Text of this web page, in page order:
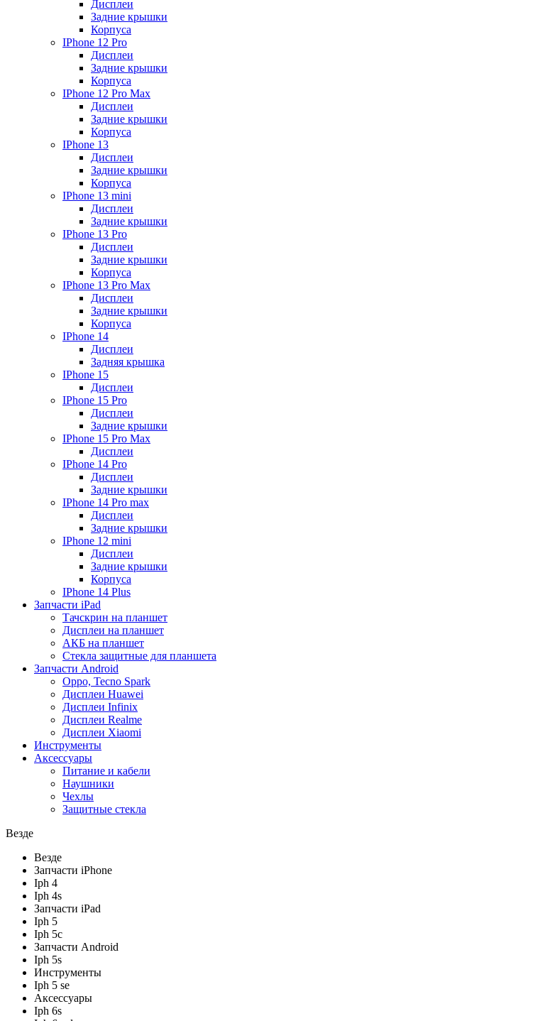
Дисплеи
Задние крышки
Корпуса
IPhone 12 Pro
Дисплеи
Задние крышки
Корпуса
IPhone 12 Pro Max
Дисплеи
Задние крышки
Корпуса
IPhone 13
Дисплеи
Задние крышки
Корпуса
IPhone 13 mini
Дисплеи
Задние крышки
IPhone 13 Pro
Дисплеи
Задние крышки
Корпуса
IPhone 13 Pro Max
Дисплеи
Задние крышки
Корпуса
IPhone 14
Дисплеи
Задняя крышка
IPhone 15
Дисплеи
IPhone 15 Pro
Дисплеи
Задние крышки
IPhone 15 Pro Max
Дисплеи
IPhone 14 Pro
Дисплеи
Задние крышки
IPhone 14 Pro max
Дисплеи
Задние крышки
IPhone 12 mini
Дисплеи
Задние крышки
Корпуса
IPhone 14 Plus
Запчасти iPad
Тачскрин на планшет
Дисплеи на планшет
АКБ на планшет
Стекла защитные для планшета
Запчасти Android
Oppo, Tecno Spark
Дисплеи Huawei
Дисплеи Infinix
Дисплеи Realme
Дисплеи Xiaomi
Инструменты
Аксессуары
Питание и кабели
Наушники
Чехлы
Защитные стекла
Везде
Везде
Запчасти iPhone
Iph 4
Iph 4s
Запчасти iPad
Iph 5
Iph 5c
Запчасти Android
Iph 5s
Инструменты
Iph 5 se
Аксессуары
Iph 6s